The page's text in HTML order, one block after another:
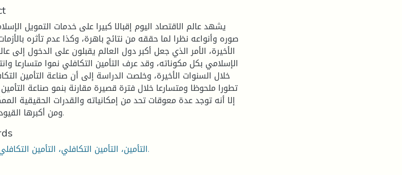
يشهد عالم الاقتصاد اليوم إقبالا كبيرا على خدمات التمويل
صوره وأنواعه نظرا لما حققه من نتائج باهرة، وكذا عدم تأثره
الأخيرة، الأمر الذي جعل أكبر دول العالم يقبلون على الدخول إلى
الإسلامي بكل مكوناته، وقد عرف التأمين التكافلي نموا متسارعا
خلال السنوات الأخيرة، وخلصت الدراسة إلى أن صناعة التأمين
تطورا ملحوظا ومتسارعا خلال فترة قصيرة مقارنة بنمو صناعة التأمين
إلا أنه توجد عدة معوقات تحد من إمكانياته والقدرات الحقيقية
ومن أكبرها القيود القانونية.
التأمين، التأمين التكافلي، التأمين التكافلي التقليدي.